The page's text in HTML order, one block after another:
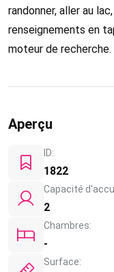
randonner, aller au
renseignements en
moteur de recherche.
Aperçu
ID:
1822
Capacité
2
Chambres:
-
Surface: